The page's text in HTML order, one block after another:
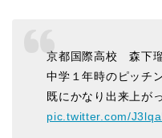
京都国際高校 森下
中学１年時のピッチ
既にかなり出来上が
pic.twitter.com/